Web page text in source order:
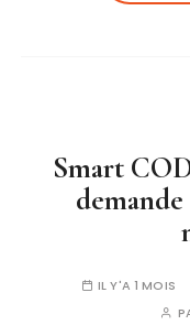
Smart
IL Y'A 1 MOIS